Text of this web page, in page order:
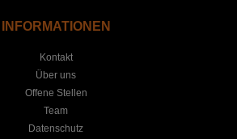
INFORMATIONEN
Kontakt
Über uns
Offene Stellen
Team
Datenschutz